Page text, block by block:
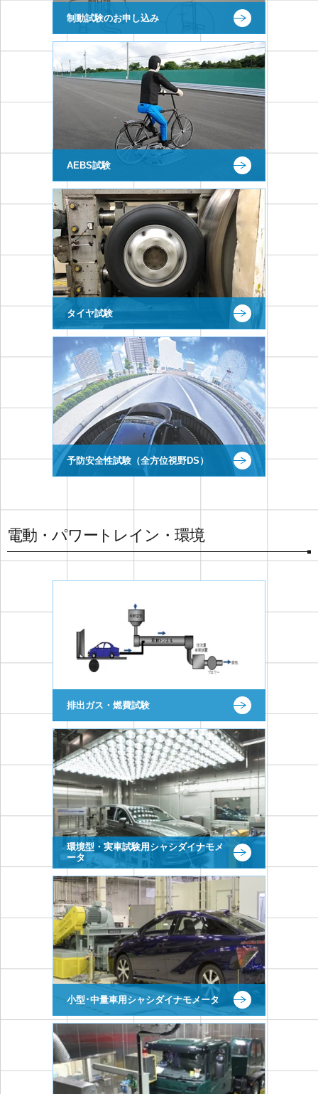
制動試験のお申し込み
AEBS試験
タイヤ試験
予防安全性試験（全方位視野DS）
電動・パワートレイン・環境
排出ガス・燃費試験
環境型・実車試験用シャシダイナモメ
ータ
小型･中量車用シャシダイナモメータ